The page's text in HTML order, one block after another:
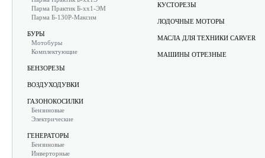
Парма Практик Б-хх1-ЭМ
Парма Б-130Р-Максим
БУРЫ
Мотобуры
Комплектующие
БЕНЗОРЕЗЫ
ВОЗДУХОДУВКИ
ГАЗОНОКОСИЛКИ
Бензиновые
Электрические
ГЕНЕРАТОРЫ
Бензиновые
Инверторные
КУСТОРЕЗЫ
ЛОДОЧНЫЕ МОТОРЫ
МАСЛА ДЛЯ ТЕХНИКИ CARVER
МАШИНЫ ОТРЕЗНЫЕ